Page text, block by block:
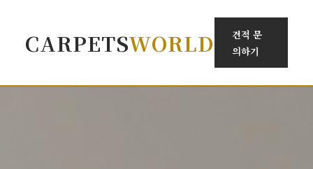
CARPETSWORLD
견적 문
의하기